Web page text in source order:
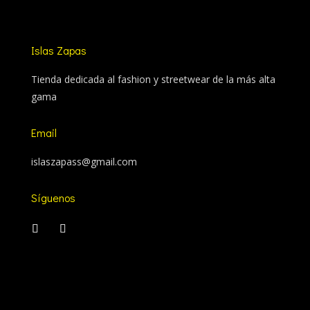
Islas Zapas
Tienda dedicada al fashion y streetwear de la más alta
gama
Email
islaszapass@gmail.com
Síguenos